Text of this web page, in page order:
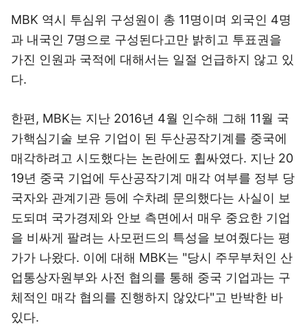
MBK 역시 투심위 구성원이 총 11명이며 외국인 4명
과 내국인 7명으로 구성된다고만 밝히고 투표권을
가진 인원과 국적에 대해서는 일절 언급하지 않고 있
다.
한편, MBK는 지난 2016년 4월 인수해 그해 11월 국
가핵심기술 보유 기업이 된 두산공작기계를 중국에
매각하려고 시도했다는 논란에도 휩싸였다. 지난 20
19년 중국 기업에 두산공작기계 매각 여부를 정부 당
국자와 관계기관 등에 수차례 문의했다는 사실이 보
도되며 국가경제와 안보 측면에서 매우 중요한 기업
을 비싸게 팔려는 사모펀드의 특성을 보여줬다는 평
가가 나왔다. 이에 대해 MBK는 "당시 주무부처인 산
업통상자원부와 사전 협의를 통해 중국 기업과는 구
체적인 매각 협의를 진행하지 않았다"고 반박한 바
있다.